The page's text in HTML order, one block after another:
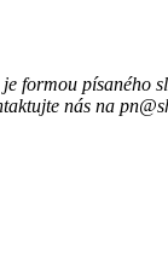
písaného
nás na